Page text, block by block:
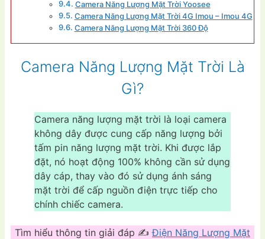
Camera Năng Lượng Mặt Trời Yoosee
Camera Năng Lượng Mặt Trời 4G Imou – Imou 4G
Camera Năng Lượng Mặt Trời 360 Độ
Camera Năng Lượng Mặt Trời Là
Gì?
Camera năng lượng mặt trời là loại camera
không dây được cung cấp năng lượng bởi
tấm pin năng lượng mặt trời. Khi được lắp
đặt, nó hoạt động 100% không cần sử dụng
dây cáp, thay vào đó sử dụng ánh sáng
mặt trời để cấp nguồn điện trực tiếp cho
chính chiếc camera.
Tìm hiểu thông tin giải đáp ✍Điện Năng Lượng Mặt